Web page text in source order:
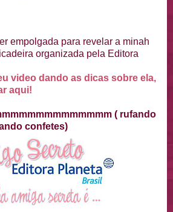
empolgada para revelar a minah
organizada pela Editora
video dando as dicas sobre ela,
aqui!
( rufando
confetes)